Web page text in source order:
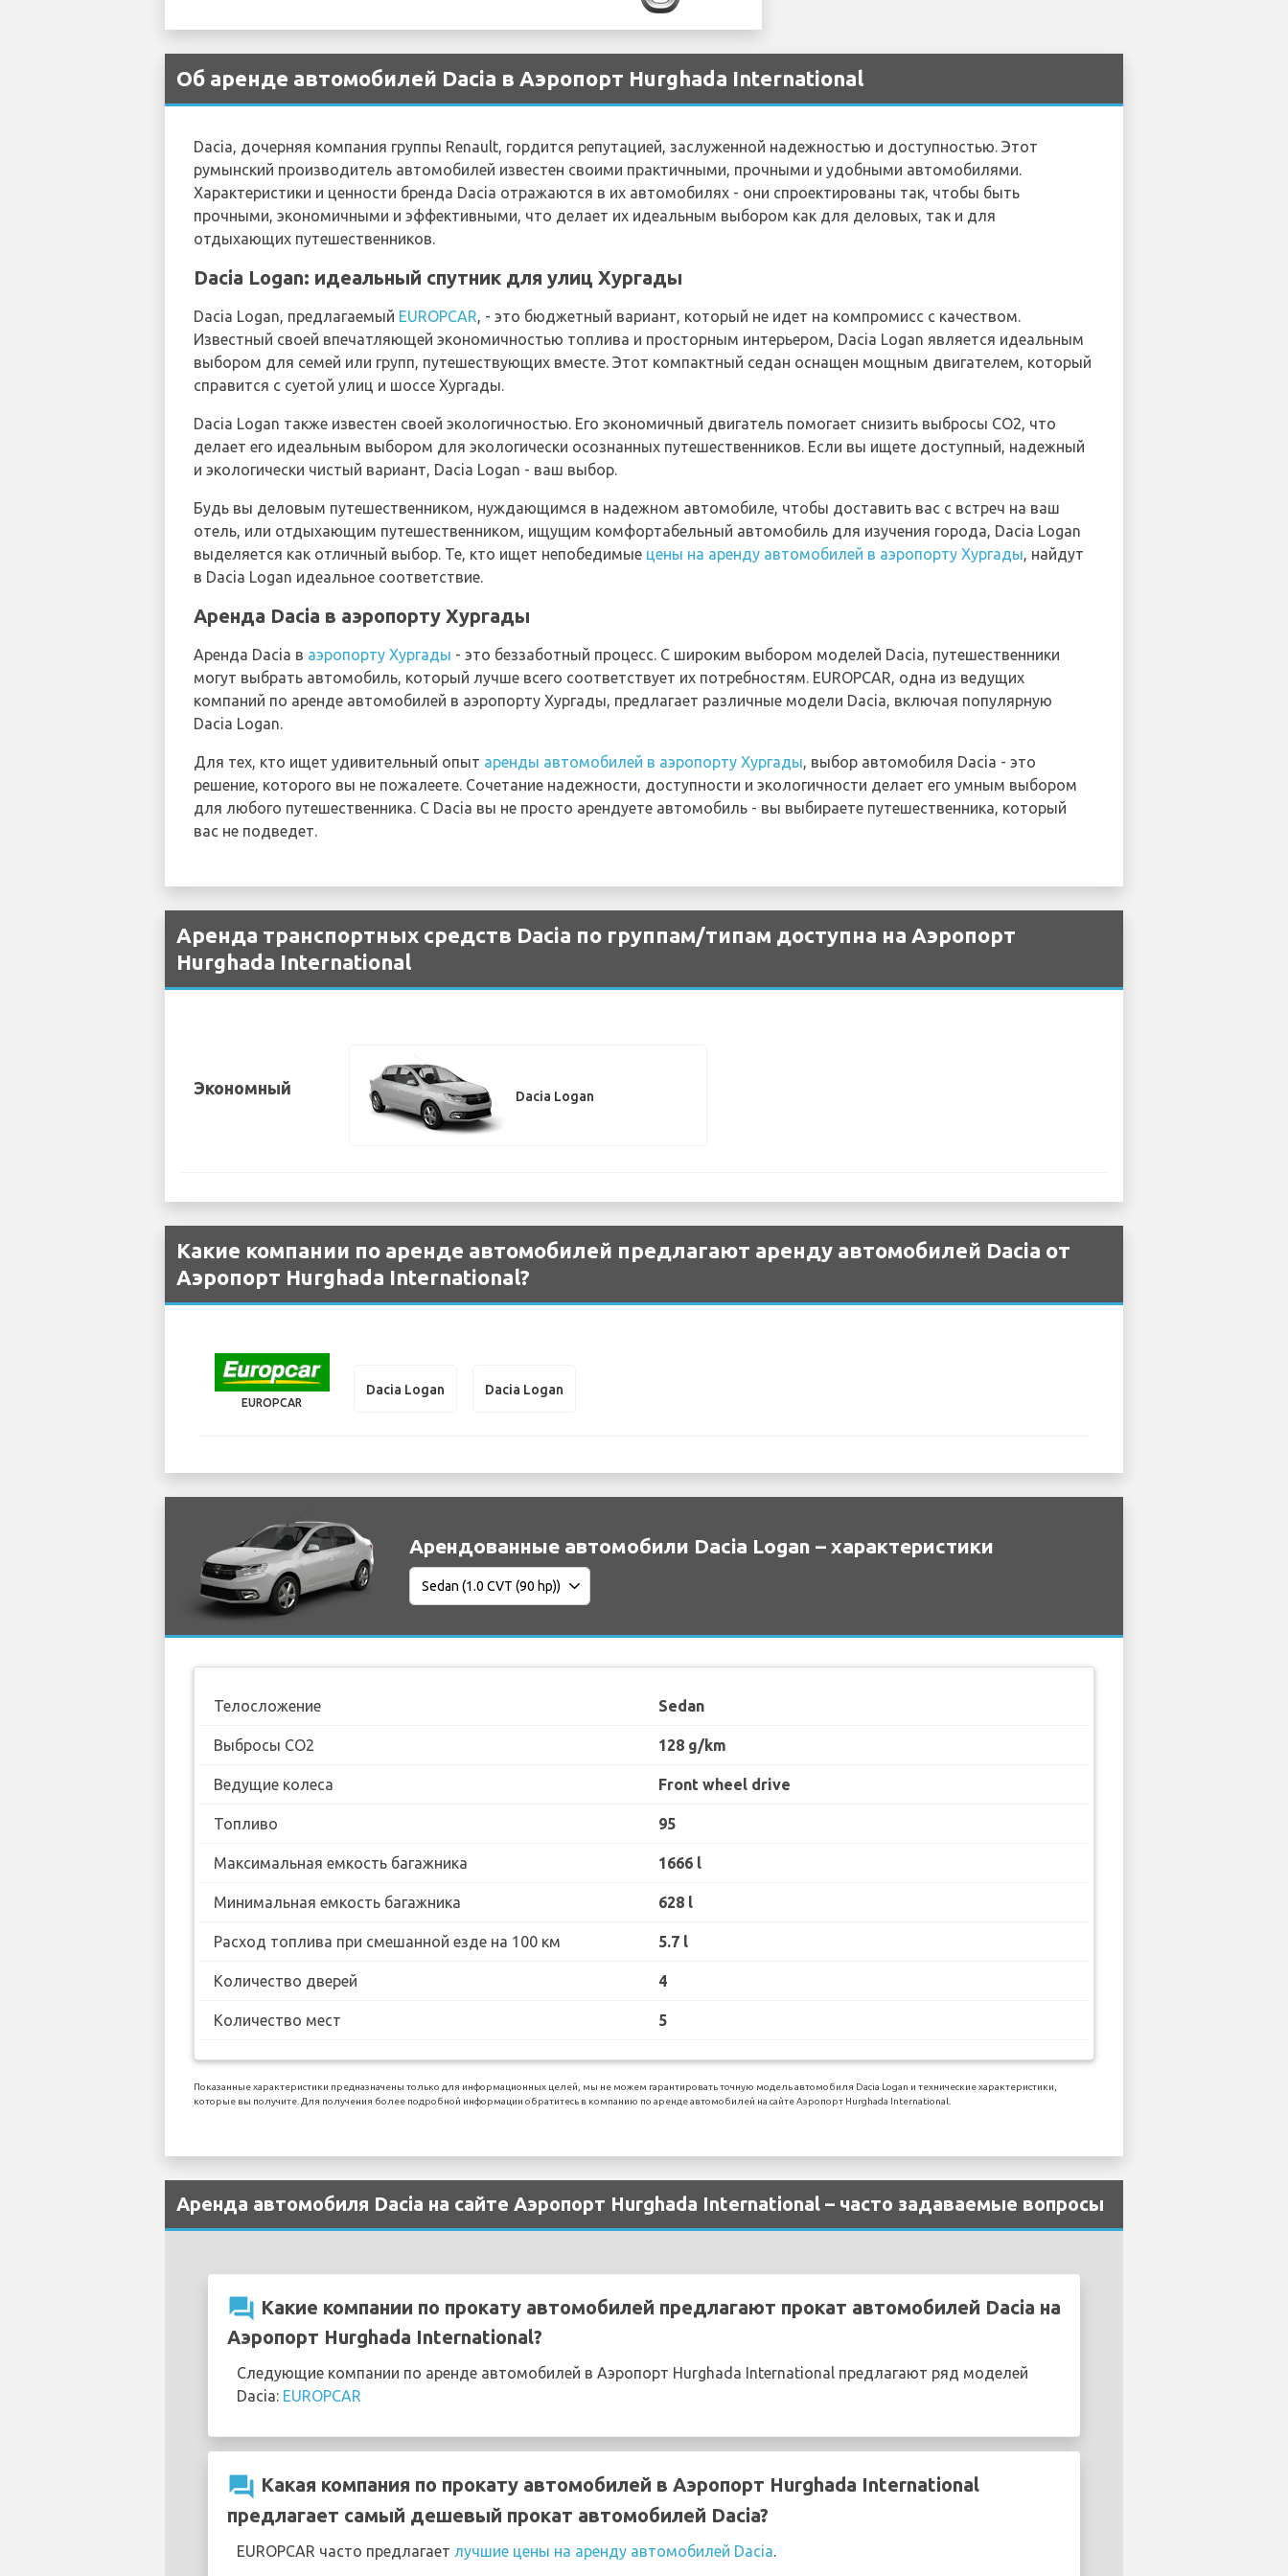
Об аренде автомобилей Dacia в Аэропорт Hurghada International
Dacia, дочерняя компания группы Renault, гордится репутацией, заслуженной надежностью и доступностью. Этот
румынский производитель автомобилей известен своими практичными, прочными и удобными автомобилями.
Характеристики и ценности бренда Dacia отражаются в их автомобилях - они спроектированы так, чтобы быть
прочными, экономичными и эффективными, что делает их идеальным выбором как для деловых, так и для
отдыхающих путешественников.
Dacia Logan: идеальный спутник для улиц Хургады
Dacia Logan, предлагаемый EUROPCAR, - это бюджетный вариант, который не идет на компромисс с качеством.
Известный своей впечатляющей экономичностью топлива и просторным интерьером, Dacia Logan является идеальным
выбором для семей или групп, путешествующих вместе. Этот компактный седан оснащен мощным двигателем, который
справится с суетой улиц и шоссе Хургады.
Dacia Logan также известен своей экологичностью. Его экономичный двигатель помогает снизить выбросы CO2, что
делает его идеальным выбором для экологически осознанных путешественников. Если вы ищете доступный, надежный
и экологически чистый вариант, Dacia Logan - ваш выбор.
Будь вы деловым путешественником, нуждающимся в надежном автомобиле, чтобы доставить вас с встреч на ваш
отель, или отдыхающим путешественником, ищущим комфортабельный автомобиль для изучения города, Dacia Logan
выделяется как отличный выбор. Те, кто ищет непобедимые цены на аренду автомобилей в аэропорту Хургады, найдут
в Dacia Logan идеальное соответствие.
Аренда Dacia в аэропорту Хургады
Аренда Dacia в аэропорту Хургады - это беззаботный процесс. С широким выбором моделей Dacia, путешественники
могут выбрать автомобиль, который лучше всего соответствует их потребностям. EUROPCAR, одна из ведущих
компаний по аренде автомобилей в аэропорту Хургады, предлагает различные модели Dacia, включая популярную
Dacia Logan.
Для тех, кто ищет удивительный опыт аренды автомобилей в аэропорту Хургады, выбор автомобиля Dacia - это
решение, которого вы не пожалеете. Сочетание надежности, доступности и экологичности делает его умным выбором
для любого путешественника. С Dacia вы не просто арендуете автомобиль - вы выбираете путешественника, который
вас не подведет.
Аренда транспортных средств Dacia по группам/типам доступна на Аэропорт
Hurghada International
Экономный Dacia Logan
Какие компании по аренде автомобилей предлагают аренду автомобилей Dacia от
Аэропорт Hurghada International?
EUROPCAR
Dacia Logan Dacia Logan
Арендованные автомобили Dacia Logan – характеристики
Телосложение Sedan
Выбросы CO2 128 g/km
Ведущие колеса Front wheel drive
Топливо 95
Максимальная емкость багажника 1666 l
Минимальная емкость багажника 628 l
Расход топлива при смешанной езде на 100 км 5.7 l
Количество дверей 4
Количество мест 5
Показанные характеристики предназначены только для информационных целей, мы не можем гарантировать точную модель автомобиля Dacia Logan и технические характеристики,
которые вы получите. Для получения более подробной информации обратитесь в компанию по аренде автомобилей на сайте Аэропорт Hurghada International.
Аренда автомобиля Dacia на сайте Аэропорт Hurghada International – часто задаваемые вопросы
question_answer Какие компании по прокату автомобилей предлагают прокат автомобилей Dacia на
Аэропорт Hurghada International?
Следующие компании по аренде автомобилей в Аэропорт Hurghada International предлагают ряд моделей
Dacia: EUROPCAR
question_answer Какая компания по прокату автомобилей в Аэропорт Hurghada International
предлагает самый дешевый прокат автомобилей Dacia?
EUROPCAR часто предлагает лучшие цены на аренду автомобилей Dacia.